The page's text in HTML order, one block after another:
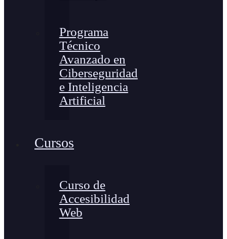
Programa
Técnico
Avanzado en
Ciberseguridad
e Inteligencia
Artificial
Cursos
Curso de
Accesibilidad
Web